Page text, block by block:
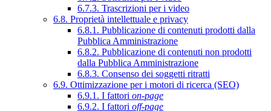
6.7.3. Trascrizioni per i video
6.8. Proprietà intellettuale e privacy
6.8.1. Pubblicazione di contenuti prodotti dalla
Pubblica Amministrazione
6.8.2. Pubblicazione di contenuti non prodotti
dalla Pubblica Amministrazione
6.8.3. Consenso dei soggetti ritratti
6.9. Ottimizzazione per i motori di ricerca (SEO)
6.9.1. I fattori on-page
6.9.2. I fattori off-page